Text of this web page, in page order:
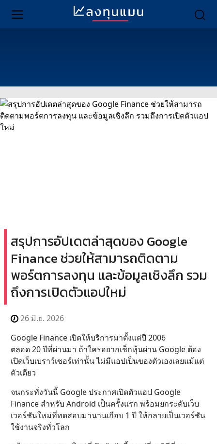
สรุปการอัปเดตล่าสุดของ Google
Finance ช่วยให้สามารถติดตาม
พอร์ตการลงทุน และข้อมูลเชิงลึก รวม
ถึงการเปิดตัวแอปใหม่
26 มิ.ย. 2026
Google Finance เปิดให้บริการมาตั้งแต่ปี 2006
ตลอด 20 ปีที่ผ่านมา ถ้าใครอยากเช็กหุ้นผ่าน Google ต้อง
เปิดเว็บเบราว์เซอร์เท่านั้น ไม่มีแอปเป็นของตัวเองเลยแม้แต่
ตัวเดียว
จนกระทั่งวันนี้ Google ประกาศเปิดตัวแอป Google
Finance สำหรับ Android เป็นครั้งแรก พร้อมยกระดับเว็บ
เวอร์ชันใหม่ที่ทดสอบมานานเกือบ 1 ปี ให้กลายเป็นเวอร์ชัน
ใช้งานจริงทั่วโลก